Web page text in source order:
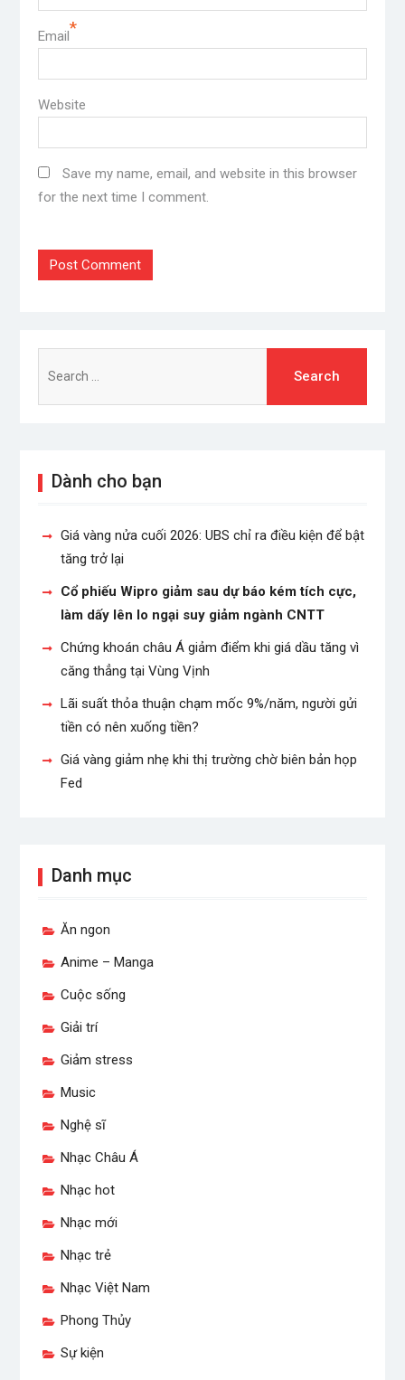
Email*
Website
Save my name, email, and website in this browser
for the next time I comment.
for:
Dành cho bạn
Giá vàng nửa cuối 2026: UBS chỉ ra điều kiện để bật
tăng trở lại
Cổ phiếu Wipro giảm sau dự báo kém tích cực,
làm dấy lên lo ngại suy giảm ngành CNTT
Chứng khoán châu Á giảm điểm khi giá dầu tăng vì
căng thẳng tại Vùng Vịnh
Lãi suất thỏa thuận chạm mốc 9%/năm, người gửi
tiền có nên xuống tiền?
Giá vàng giảm nhẹ khi thị trường chờ biên bản họp
Fed
Danh mục
Ăn ngon
Anime – Manga
Cuộc sống
Giải trí
Giảm stress
Music
Nghệ sĩ
Nhạc Châu Á
Nhạc hot
Nhạc mới
Nhạc trẻ
Nhạc Việt Nam
Phong Thủy
Sự kiện